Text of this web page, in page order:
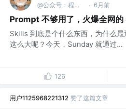
@公众号：程序员Sunday · 6月前
Prompt 不够用了，火爆全网
Skills 到底是个什么东西，为什么
这么大呢？今天，Sunday 就通过...
126
用户1125968221312 赞了这篇文章